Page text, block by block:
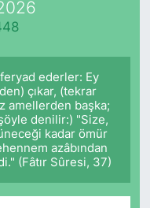
ederler: Ey
çıkar, (tekrar
amellerden başka;
denilir:) "Size,
kadar ömür
azâbından
(Fâtır Sûresi, 37)